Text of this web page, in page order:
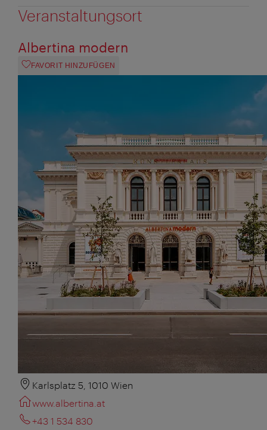
Veranstaltungsort
Albertina modern
FAVORIT HINZUFÜGEN
Karlsplatz 5, 1010 Wien
www.albertina.at
+43 1 534 830